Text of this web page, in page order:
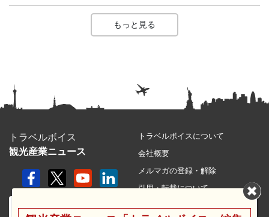
もっと見る
トラベルボイス
観光産業ニュース
トラベルボイスについて
会社概要
メルマガの登録・解除
引用・転載について